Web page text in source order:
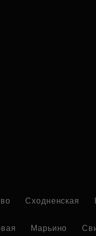
Сходненская
Марьино